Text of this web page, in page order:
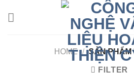
HOME / SẢN PHẨM
FILTER